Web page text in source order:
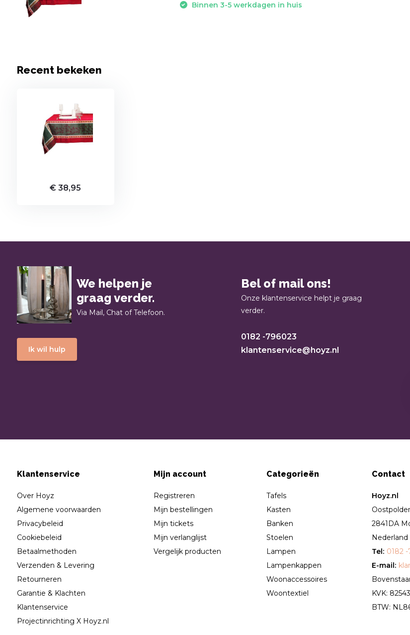
Binnen 3-5 werkdagen in huis
Recent bekeken
€ 38,95
We helpen je
graag verder.
Via Mail, Chat of Telefoon.
Ik wil hulp
Bel of mail ons!
Onze klantenservice helpt je graag
verder.
0182 -796023
klantenservice@hoyz.nl
Klantenservice
Over Hoyz
Algemene voorwaarden
Privacybeleid
Cookiebeleid
Betaalmethoden
Verzenden & Levering
Retourneren
Garantie & Klachten
Klantenservice
Projectinrichting X Hoyz.nl
Mijn account
Registreren
Mijn bestellingen
Mijn tickets
Mijn verlanglijst
Vergelijk producten
Categorieën
Tafels
Kasten
Banken
Stoelen
Lampen
Lampenkappen
Woonaccessoires
Woontextiel
Contact
Hoyz.nl
2841DA
Nederland
Tel: 0182
E-mail:
KVK:
BTW: